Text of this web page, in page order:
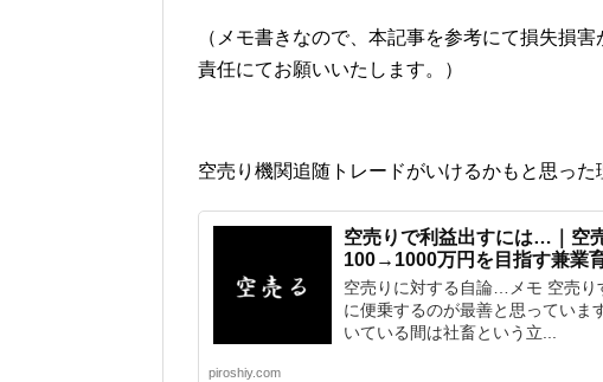
（メモ書きなので、本記事を参考にて損失損
責任にてお願いいたします。）
空売り機関追随トレードがいけるかもと思った
空売りで利益出すには…｜空
100→1000万円を目指す兼業
空売りに対する自論…メモ 空売り
に便乗するのが最善と思っていま
いている間は社畜という立...
piroshiy.com